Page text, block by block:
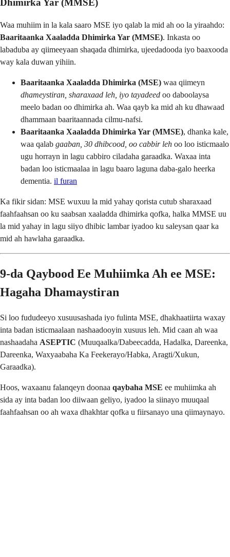
Waa muhiim in la kala saaro MSE iyo qalab la mid ah oo la yiraahdo:
Baaritaanka Xaaladda Dhimirka Yar (MMSE). Inkasta oo
labaduba ay qiimeeyaan shaqada dhimirka, ujeedadooda iyo baaxooda
way kala duwan yihiin.
Baaritaanka Xaaladda Dhimirka (MSE) waa qiimeyn
dhameystiran, sharaxaad leh, iyo tayadeed oo daboolaysa
meelo badan oo dhimirka ah. Waa qayb ka mid ah ku dhawaad
dhammaan baaritaannada cilmu-nafsi.
Baaritaanka Xaaladda Dhimirka Yar (MMSE), dhanka kale,
waa qalab gaaban, 30 dhibcood, oo cabbir leh oo loo isticmaalo
ugu horrayn in lagu cabbiro ciladaha garaadka. Waxaa inta
badan loo isticmaalaa in lagu baaro laguna daba-galo heerka
dementia. il furan
Ka fikir sidan: MSE wuxuu la mid yahay qorista cutub sharaxaad
faahfaahsan oo ku saabsan xaaladda dhimirka qofka, halka MMSE uu
la mid yahay in lagu siiyo dhibic lambar iyadoo ku saleysan qaar ka
mid ah hawlaha garaadka.
9-da Qaybood Ee Muhiimka Ah ee MSE:
Hagaha Dhamaystiran
Si loo fududeeyo xusuusashada iyo fulinta MSE, dhakhaatiirta waxay
inta badan isticmaalaan nashaadooyin xusuus leh. Mid caan ah waa
nashaadaha ASEPTIC (Muuqaalka/Dabeecadda, Hadalka, Dareenka,
Dareenka, Waxyaabaha Ka Feekerayo/Habka, Aragti/Xukun,
Garaadka).
Hoos, waxaanu falanqeyn doonaa qaybaha MSE ee muhiimka ah
sida ay inta badan loo diiwaan geliyo, iyadoo la siinayo muuqaal
faahfaahsan oo ah waxa dhakhtar qofka u fiirsanayo una qiimaynayo.